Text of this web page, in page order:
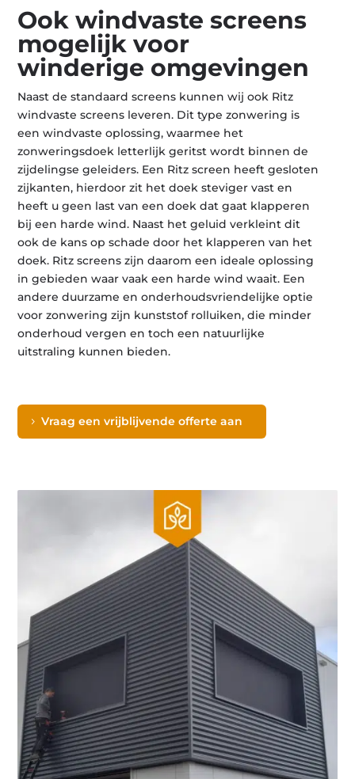
Ook windvaste screens
mogelijk voor
winderige omgevingen
Naast de standaard screens kunnen wij ook Ritz
windvaste screens leveren. Dit type zonwering is
een windvaste oplossing, waarmee het
zonweringsdoek letterlijk geritst wordt binnen de
zijdelingse geleiders. Een Ritz screen heeft gesloten
zijkanten, hierdoor zit het doek steviger vast en
heeft u geen last van een doek dat gaat klapperen
bij een harde wind. Naast het geluid verkleint dit
ook de kans op schade door het klapperen van het
doek. Ritz screens zijn daarom een ideale oplossing
in gebieden waar vaak een harde wind waait. Een
andere duurzame en onderhoudsvriendelijke optie
voor zonwering zijn kunststof rolluiken, die minder
onderhoud vergen en toch een natuurlijke
uitstraling kunnen bieden.
Vraag een vrijblijvende offerte aan